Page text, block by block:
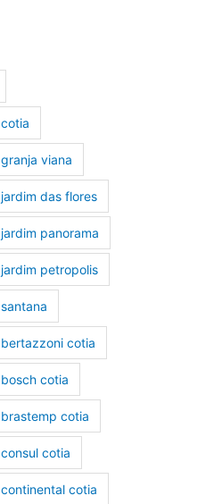
viana
das flores
panorama
petropolis
cotia
cotia
cotia
cotia
cotia